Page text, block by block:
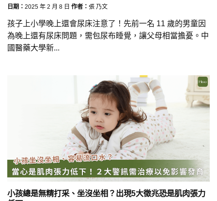
日期： 2025 年 2 月 8 日 作者： 張 乃文
孩子上小學晚上還會尿床注意了！先前一名 11 歲的男童因
為晚上還有尿床問題，需包尿布睡覺，讓父母相當擔憂。中
國醫藥大學新...
小孩總是無精打采、坐沒坐相？出現5大徵兆恐是肌肉張力